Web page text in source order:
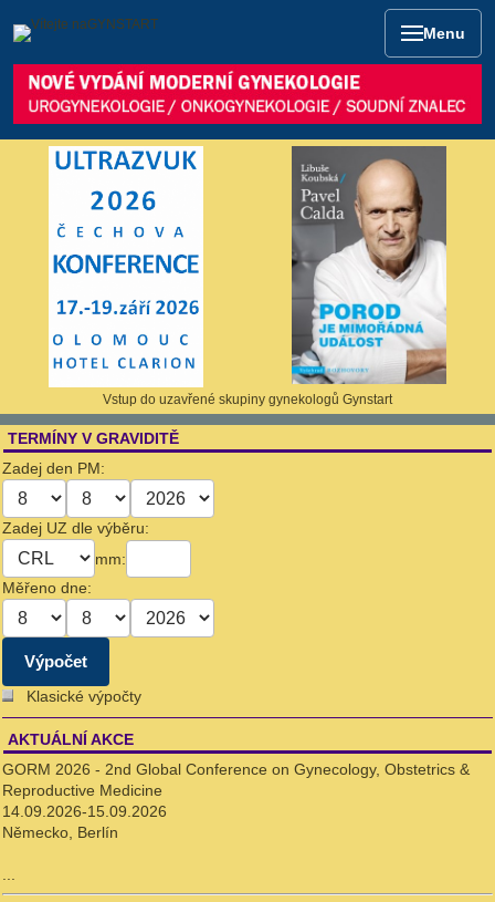
Menu
AKTUÁLNÍ AKCE
GORM 2026 - 2nd Global Conference on Gynecology, Obstetrics &
Reproductive Medicine
14.09.2026-15.09.2026
Německo, Berlín
TERMÍNY V GRAVIDITĚ
Zadej den PM:
Zadej UZ dle výběru:
mm:
Měřeno dne:
Klasické výpočty
Vstup do uzavřené skupiny gynekologů Gynstart